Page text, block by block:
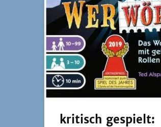
kritisch gespielt: